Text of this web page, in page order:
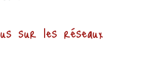
sur les réseaux